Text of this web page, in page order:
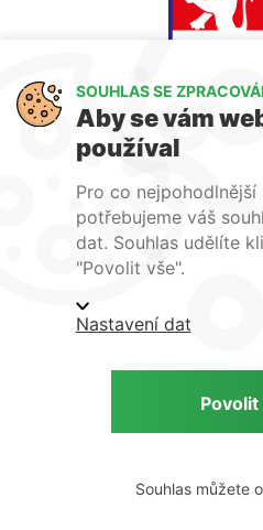
Jsme členem
Ochrana osobních údajů
Copyright © 2026 ISOparts s.r.o. |
SOUHLAS SE
Aby se vám
používal
Pro co
potřebujeme váš
dat. Souhlas udělíte
"Povolit vše".
Nastavení dat
Souhlas můžete